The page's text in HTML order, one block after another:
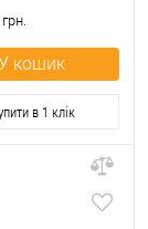
грн.
кошик
в 1 клік